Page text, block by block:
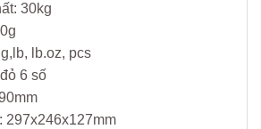
30kg
lb.oz, pcs
6 số
297x246x127mm